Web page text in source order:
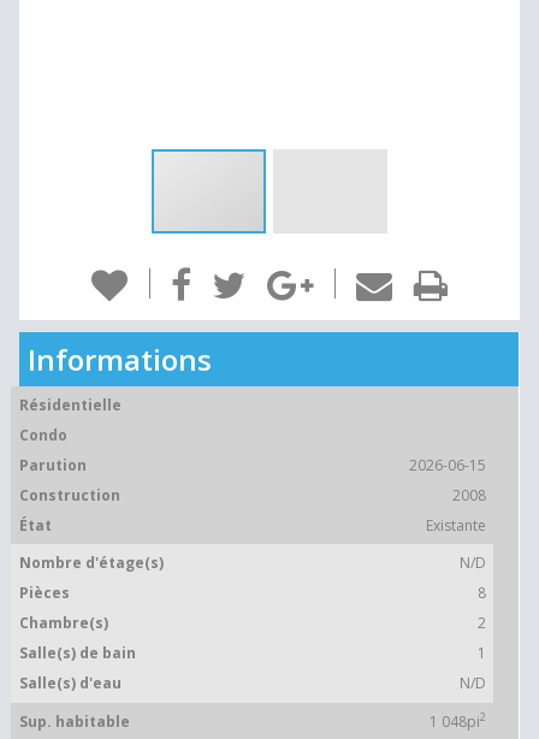
Informations
Résidentielle
Condo
Parution
2026-06-15
Construction
2008
État
Existante
Nombre d'étage(s)
N/D
Pièces
8
Chambre(s)
2
Salle(s) de bain
1
Salle(s) d'eau
N/D
Sup. habitable
1 048pi2